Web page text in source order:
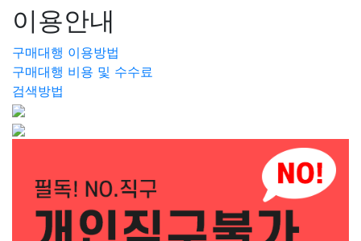
이용안내
구매대행 이용방법
구매대행 비용 및 수수료
검색방법